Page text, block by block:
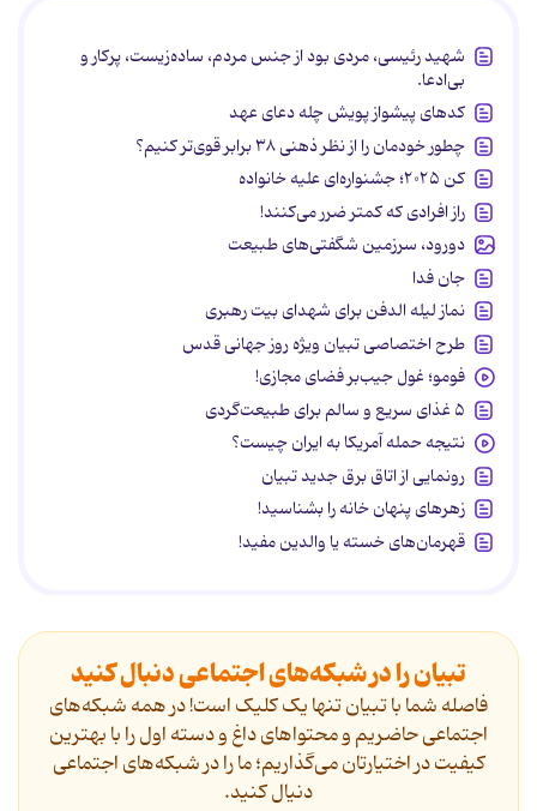
شهید رئیسی، مردی بود از جنس مردم، ساده‌زیست، پرکار و
بی‌ادعا.
کدهای پیشواز پویش چله دعای عهد
چطور خودمان را از نظر ذهنی ۳۸ برابر قوی‌تر کنیم؟
کن ۲۰۲۵؛ جشنواره‌ای علیه خانواده
راز افرادی که کمتر ضرر می‌کنند!
دورود، سرزمین شگفتی‌های طبیعت
جان فدا
نماز لیله الدفن برای شهدای بیت رهبری
طرح اختصاصی تبیان ویژه روز جهانی قدس
فومو؛ غول جیب‌بر فضای مجازی!
۵ غذای سریع و سالم برای طبیعت‌گردی
نتیجه حمله آمریکا به ایران چیست؟
رونمایی از اتاق برق جدید تبیان
زهرهای پنهان خانه را بشناسید!
قهرمان‌های خسته یا والدین مفید!
تبیان را در شبکه‌های اجتماعی دنبال کنید
فاصله شما با تبیان تنها یک کلیک است! در همه شبکه‌های
اجتماعی حاضریم و محتواهای داغ و دسته اول را با بهترین
کیفیت در اختیارتان می‌گذاریم؛ ما را در شبکه‌های اجتماعی
دنیال کنید.